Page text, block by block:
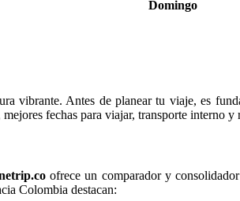
Domingo
vibrante. Antes de planear tu viaje, es
mejores fechas para viajar, transporte interno y
ofrece un comparador y
Colombia destacan: